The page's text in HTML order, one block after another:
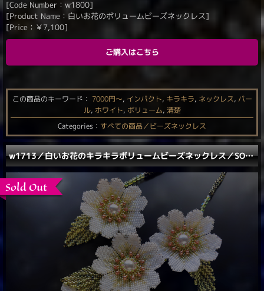
[Code Number：w1800]
[Product Name：白いお花のボリュームビーズネックレス]
[Price： ￥7,100]
ご購入はこちら
この商品のキーワード： 7000円〜, インパクト, キラキラ, ネックレス, パー
ル, ホワイト, ボリューム, 清楚
Categories： すべての商品／ビーズネックレス
w1713／白いお花のキラキラボリュームビーズネックレス／SOLD OUT